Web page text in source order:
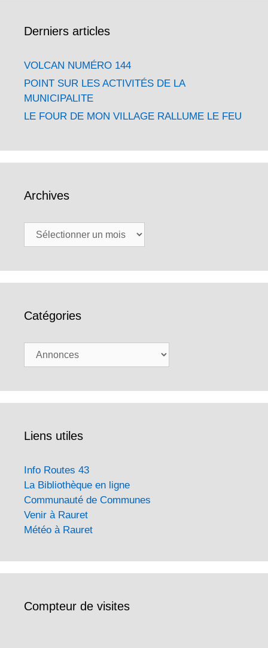
Derniers articles
VOLCAN NUMÉRO 144
POINT SUR LES ACTIVITÉS DE LA
MUNICIPALITE
LE FOUR DE MON VILLAGE RALLUME LE FEU
Archives
Archives
Catégories
Catégories
Liens utiles
Info Routes 43
La Bibliothèque en ligne
Communauté de Communes
Venir à Rauret
Météo à Rauret
Compteur de visites